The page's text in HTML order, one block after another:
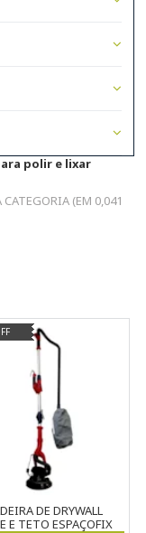
polir e lixar
CATEGORIA (EM 0,041
DE DRYWALL
E TETO ESPAÇOFIX